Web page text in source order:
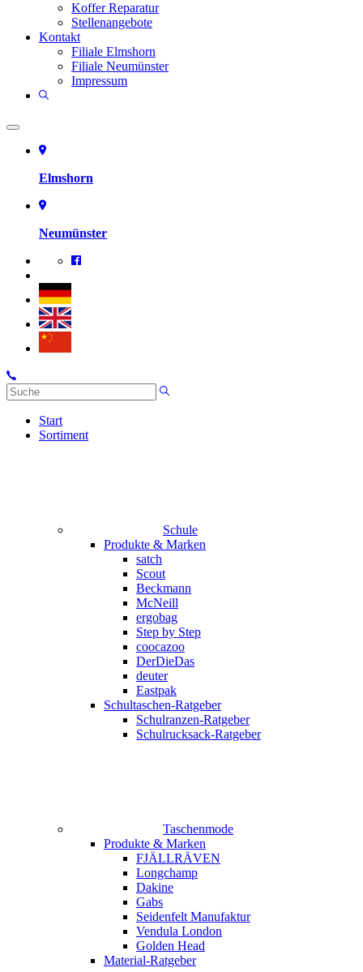
Koffer Reparatur
Stellenangebote
Kontakt
Filiale Elmshorn
Filiale Neumünster
Impressum
Elmshorn
Neumünster
Start
Sortiment
Schule
Produkte & Marken
satch
Scout
Beckmann
McNeill
ergobag
Step by Step
coocazoo
DerDieDas
deuter
Eastpak
Schultaschen-Ratgeber
Schulranzen-Ratgeber
Schulrucksack-Ratgeber
Taschenmode
Produkte & Marken
FJÄLLRÄVEN
Longchamp
Dakine
Gabs
Seidenfelt Manufaktur
Vendula London
Golden Head
Material-Ratgeber